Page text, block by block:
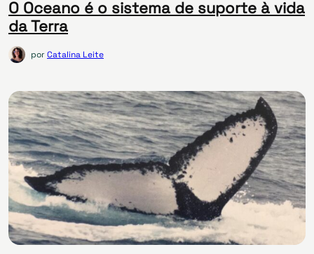
O Oceano é o sistema de suporte à vida
da Terra
porCatalina Leite